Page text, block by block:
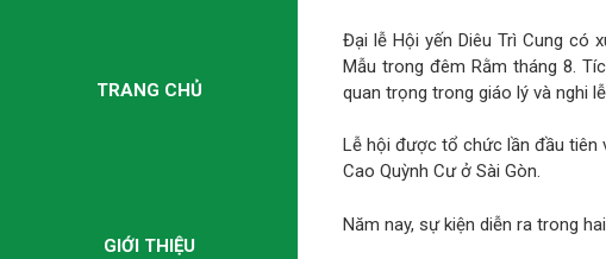
TRANG CHỦ
GIỚI THIỆU
Đại lễ Hội yến Diêu Trì Cung có
Mẫu trong đêm Rằm tháng 8.
quan trọng trong giáo lý và nghi
Lễ hội được tổ chức lần đầu tiên
Cao Quỳnh Cư ở Sài Gòn.
Năm nay, sự kiện diễn ra trong